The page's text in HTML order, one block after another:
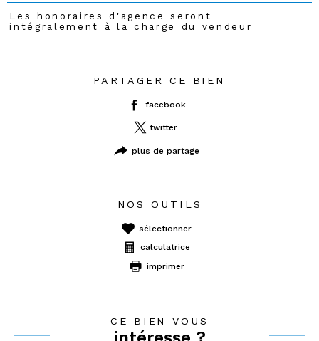
Les honoraires d'agence seront
intégralement à la charge du vendeur
PARTAGER CE BIEN
facebook
twitter
plus de partage
NOS OUTILS
sélectionner
calculatrice
imprimer
CE BIEN VOUS
intéresse ?